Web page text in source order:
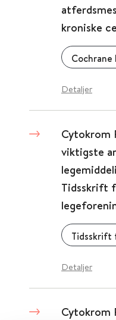
kroniske
Cochrane
Detaljer
Cytokrom
viktigste
Tidsskrift
Detaljer
Cytokrom